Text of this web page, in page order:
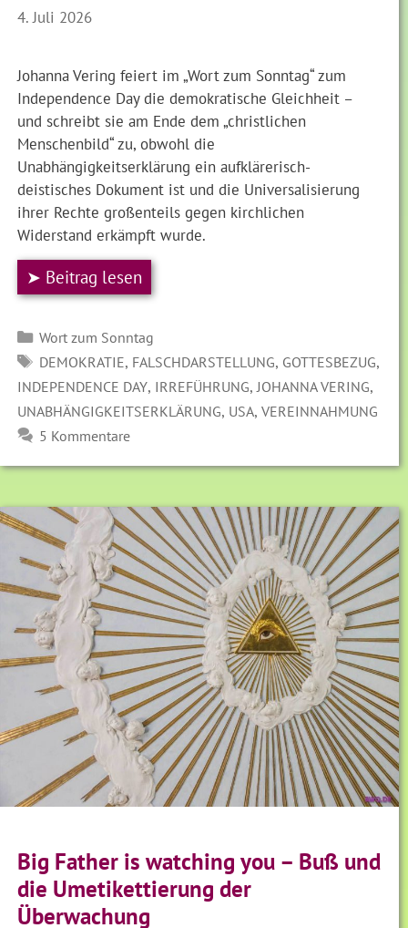
4. Juli 2026
Johanna Vering feiert im „Wort zum Sonntag“ zum
Independence Day die demokratische Gleichheit –
und schreibt sie am Ende dem „christlichen
Menschenbild“ zu, obwohl die
Unabhängigkeitserklärung ein aufklärerisch-
deistisches Dokument ist und die Universalisierung
ihrer Rechte großenteils gegen kirchlichen
Widerstand erkämpft wurde.
➤ Beitrag lesen
Kategorien
Wort zum Sonntag
SCHLAGWÖRTER
DEMOKRATIE, FALSCHDARSTELLUNG, GOTTESBEZUG,
INDEPENDENCE DAY, IRREFÜHRUNG,JOHANNA VERING,
UNABHÄNGIGKEITSERKLÄRUNG, USA,VEREINNAHMUNG
5 Kommentare
Big Father is watching you – Buß und
die Umetikettierung der
Überwachung